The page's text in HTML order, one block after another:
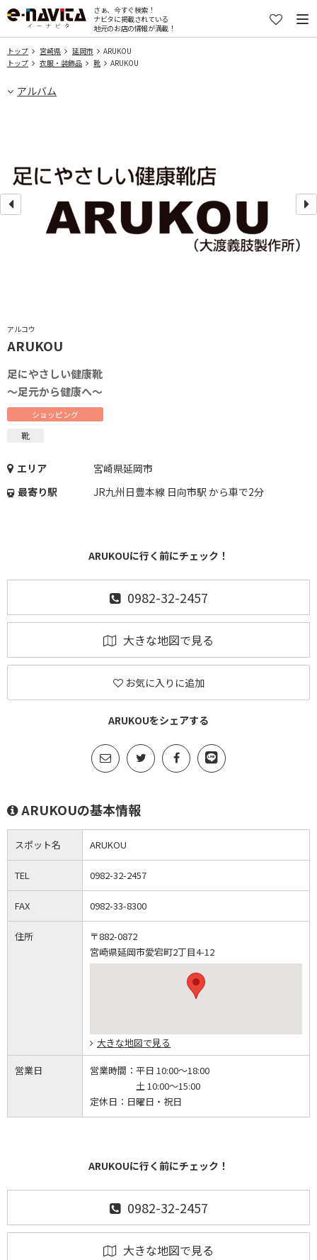
さぁ、今すぐ検索！
ナビタに掲載されている
地元のお店の情報が満載！
トップ 宮崎県 延岡市
ARUKOU
トップ
衣服・装飾品 靴 ARUKOU
アルバム
アルコウ
ARUKOU
足にやさしい健康靴
～足元から健康へ～
ショッピング
靴
エリア
宮崎県延岡市
最寄り駅
JR九州日豊本線 日向市駅 から車で2分
ARUKOUに行く前にチェック！
0982-32-2457
大きな地図で見る
お気に入りに追加
ARUKOUをシェアする
ARUKOUの基本情報
スポット名 ARUKOU
TEL 0982-32-2457
FAX 0982-33-8300
住所
〒882-0872
宮崎県延岡市愛宕町2丁目4-12
大きな地図で見る
営業日 営業時間： 平日 10:00～18:00
土 10:00～15:00
定休日： 日曜日・祝日
ARUKOUに行く前にチェック！
0982-32-2457
大きな地図で見る